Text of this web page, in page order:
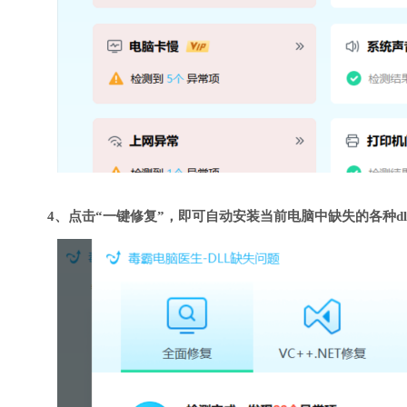
4、点击“一键修复”，即可自动安装当前电脑中缺失的各种